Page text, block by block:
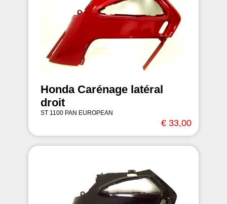
Honda Carénage latéral
droit
ST 1100 PAN EUROPEAN
€ 33,00